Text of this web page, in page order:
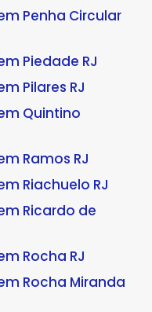
Penha Circular
Piedade RJ
Pilares RJ
Quintino
Ramos RJ
Riachuelo RJ
Ricardo de
Rocha RJ
Rocha Miranda